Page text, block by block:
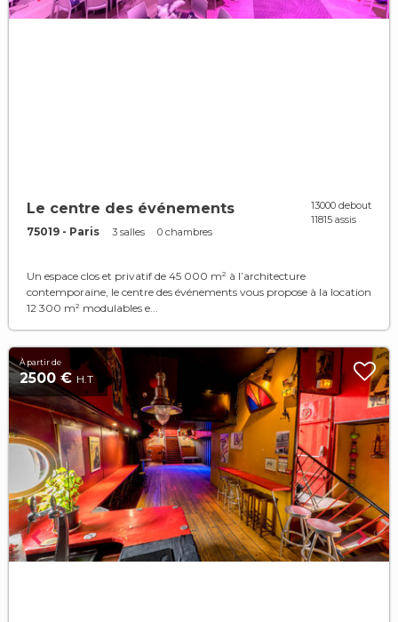
Le centre des événements
75019 - Paris 3 salles 0 chambres
13000 debout
11815 assis
Un espace clos et privatif de 45 000 m² à l’architecture
contemporaine, le centre des événements vous propose à la location
12 300 m² modulables e...
À partir de
2500 € H.T